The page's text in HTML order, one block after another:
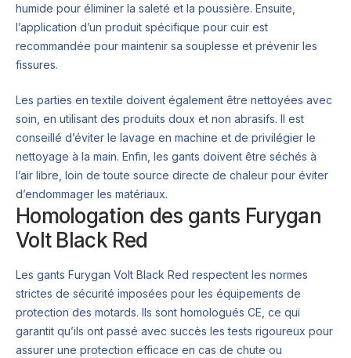
humide pour éliminer la saleté et la poussière. Ensuite,
l’application d’un produit spécifique pour cuir est
recommandée pour maintenir sa souplesse et prévenir les
fissures.
Les parties en textile doivent également être nettoyées avec
soin, en utilisant des produits doux et non abrasifs. Il est
conseillé d’éviter le lavage en machine et de privilégier le
nettoyage à la main. Enfin, les gants doivent être séchés à
l’air libre, loin de toute source directe de chaleur pour éviter
d’endommager les matériaux.
Homologation des gants Furygan
Volt Black Red
Les gants Furygan Volt Black Red respectent les normes
strictes de sécurité imposées pour les équipements de
protection des motards. Ils sont homologués CE, ce qui
garantit qu’ils ont passé avec succès les tests rigoureux pour
assurer une protection efficace en cas de chute ou